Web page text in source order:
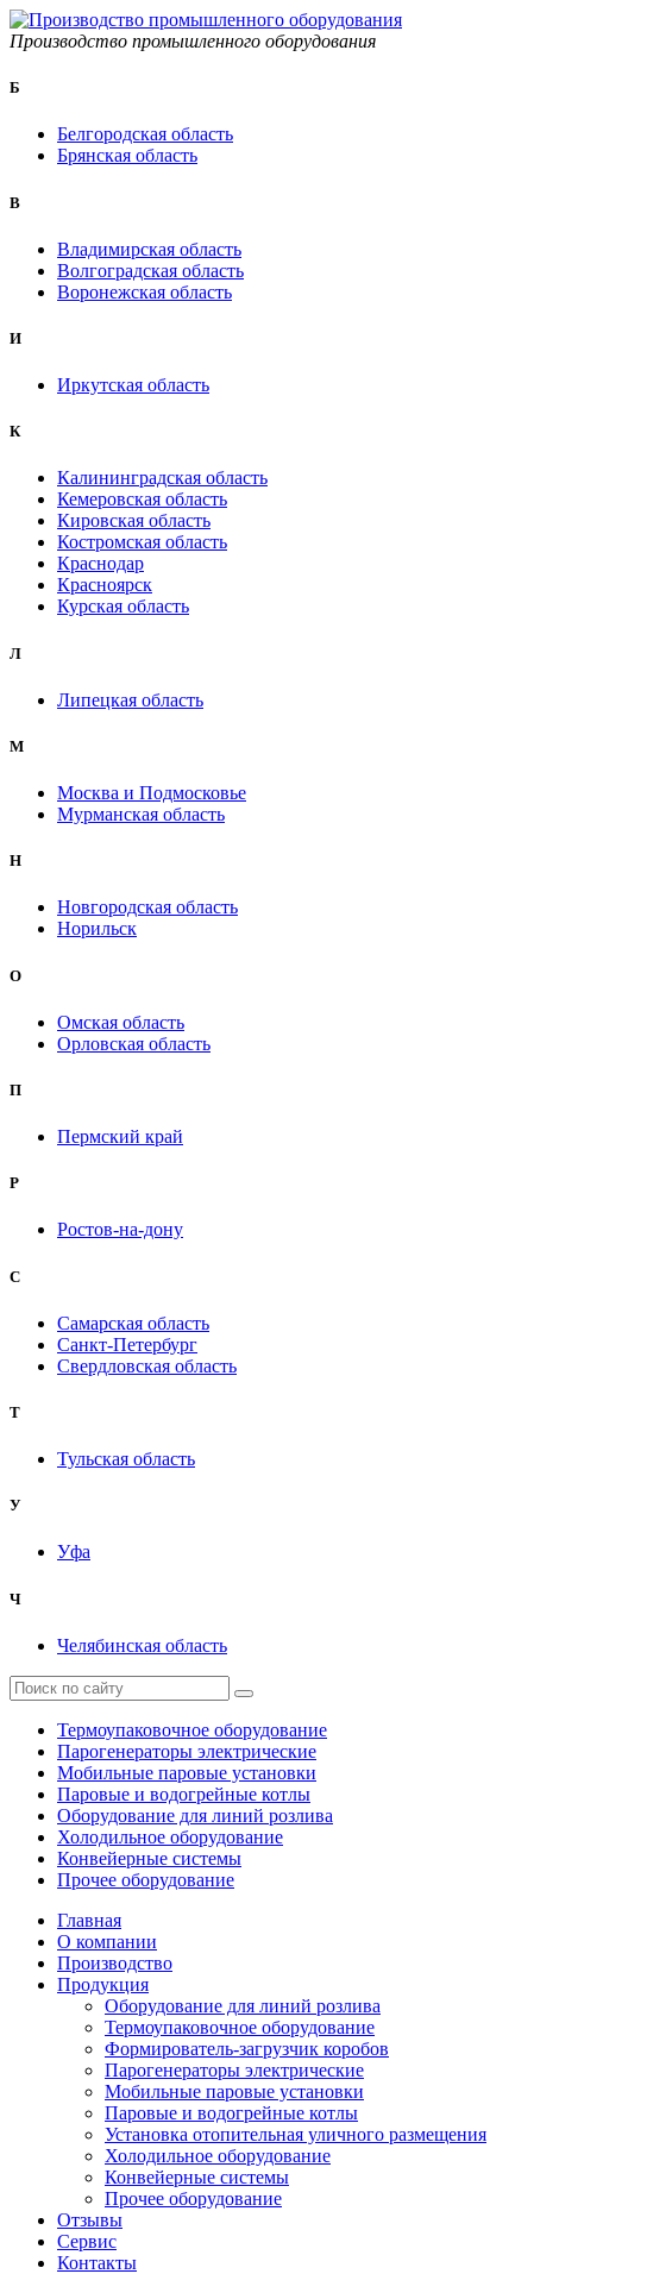
Производство промышленного оборудования
Б
Белгородская область
Брянская область
B
Владимирская область
Волгоградская область
Воронежская область
И
Иркутская область
К
Калининградская область
Кемеровская область
Кировская область
Костромская область
Краснодар
Красноярск
Курская область
Л
Липецкая область
М
Москва и Подмосковье
Мурманская область
Н
Новгородская область
Норильск
О
Омская область
Орловская область
П
Пермский край
Р
Ростов-на-дону
С
Самарская область
Санкт-Петербург
Свердловская область
Т
Тульская область
У
Уфа
Ч
Челябинская область
Термоупаковочное оборудование
Парогенераторы электрические
Мобильные паровые установки
Паровые и водогрейные котлы
Оборудование для линий розлива
Холодильное оборудование
Конвейерные системы
Прочее оборудование
Главная
О компании
Производство
Продукция
Оборудование для линий розлива
Термоупаковочное оборудование
Формирователь-загрузчик коробов
Парогенераторы электрические
Мобильные паровые установки
Паровые и водогрейные котлы
Установка отопительная уличного размещения
Холодильное оборудование
Конвейерные системы
Прочее оборудование
Отзывы
Сервис
Контакты